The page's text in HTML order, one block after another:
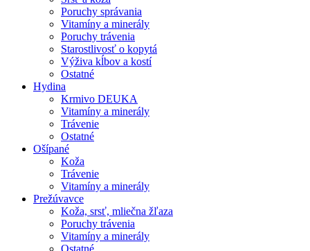
Poruchy správania
Vitamíny a minerály
Poruchy trávenia
Starostlivosť o kopytá
Výživa kĺbov a kostí
Ostatné
Hydina
Krmivo DEUKA
Vitamíny a minerály
Trávenie
Ostatné
Ošípané
Koža
Trávenie
Vitamíny a minerály
Prežúvavce
Koža, srsť, mliečna žľaza
Poruchy trávenia
Vitamíny a minerály